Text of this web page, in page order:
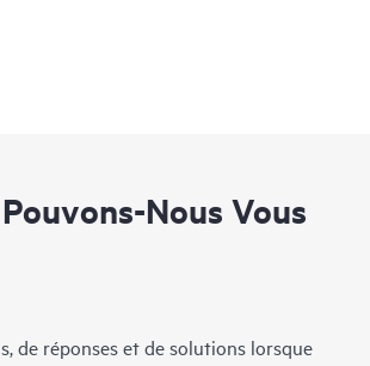
Nous Vous
de réponses et de solutions lorsque